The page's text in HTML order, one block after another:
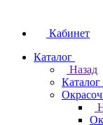
Кабинет
Каталог
Назад
Каталог